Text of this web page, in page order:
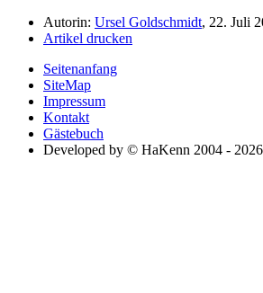
Autorin: Ursel Goldschmidt, 22. Juli
Artikel drucken
Seitenanfang
SiteMap
Impressum
Kontakt
Gästebuch
Developed by © HaKenn 2004 - 2026